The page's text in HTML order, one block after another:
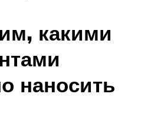
какими
наносить